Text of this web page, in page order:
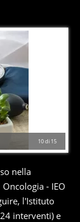
10di 15
nella
- IEO
l'Istituto
interventi) e